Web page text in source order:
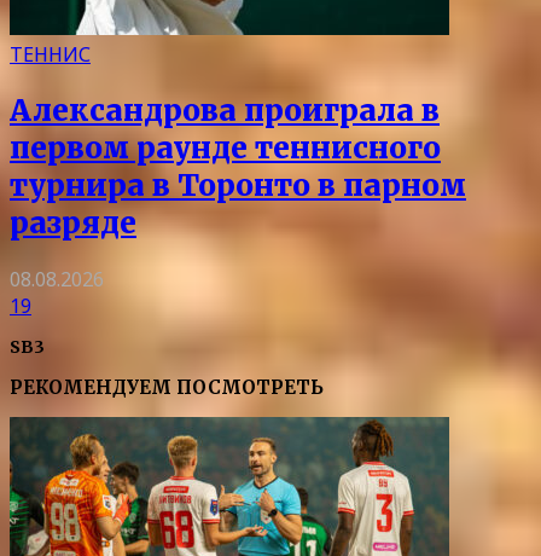
ТЕННИС
Александрова проиграла в
первом раунде теннисного
турнира в Торонто в парном
разряде
08.08.2026
19
SB3
РЕКОМЕНДУЕМ ПОСМОТРЕТЬ